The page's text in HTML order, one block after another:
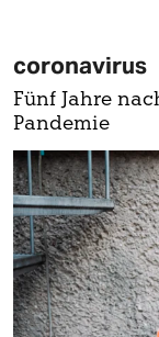
coronavirus
Fünf Jahre
Pandemie